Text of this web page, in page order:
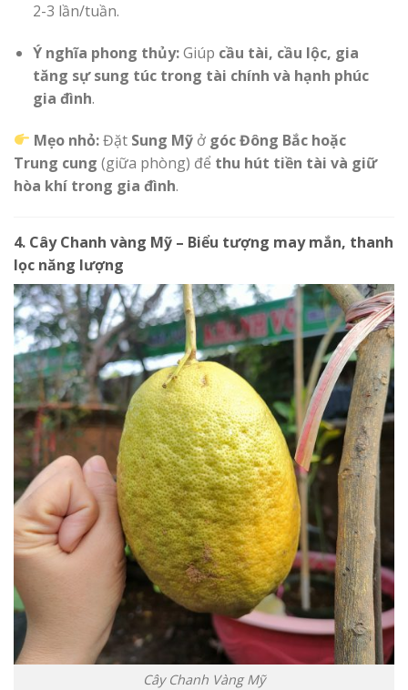
2-3 lần/tuần.
Ý nghĩa phong thủy:Giúp cầu tài, cầu lộc, gia
tăng sự sung túc trong tài chính và hạnh phúc
gia đình.
Mẹo nhỏ:Đặt Sung Mỹ ở góc Đông Bắc hoặc
Trung cung (giữa phòng) để thu hút tiền tài và giữ
hòa khí trong gia đình.
4. Cây Chanh vàng Mỹ – Biểu tượng may mắn, thanh
lọc năng lượng
Cây Chanh Vàng Mỹ